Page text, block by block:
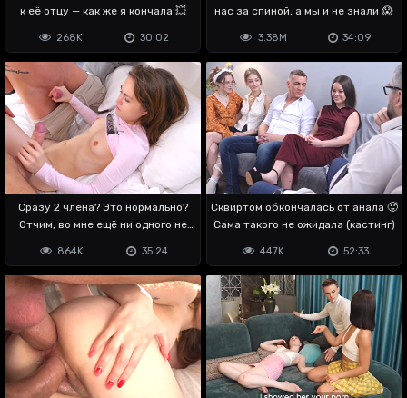
к её отцу — как же я кончала 💥
30:02
268K
нас за спиной, а мы и не знали 😱
34:09
3.38M
Сразу 2 члена? Это нормально?
Отчим, во мне ещё ни одного не
35:24
864K
Сквиртом обкончалась от анала 🥵
Сама такого не ожидала (кастинг)
52:33
447K